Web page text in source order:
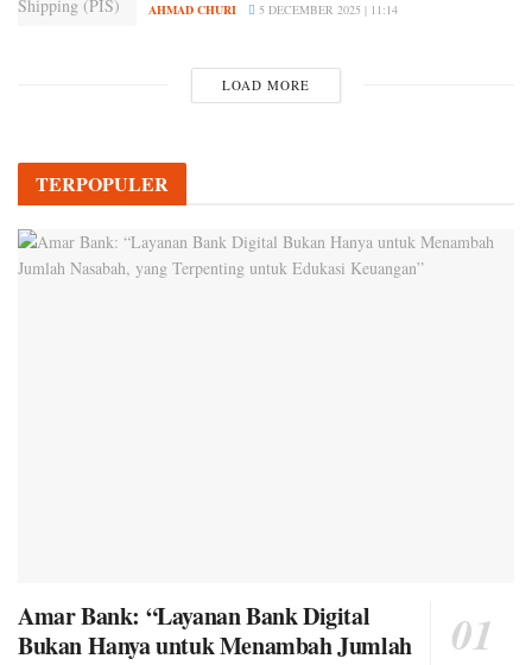
AHMAD CHURI 5 DECEMBER 2025 | 11:14
LOAD MORE
TERPOPULER
Amar Bank: “Layanan Bank Digital
Bukan Hanya untuk Menambah Jumlah